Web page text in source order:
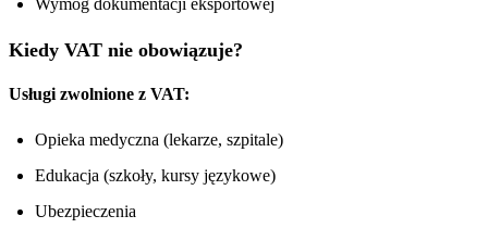
Wymóg dokumentacji eksportowej
Kiedy VAT nie obowiązuje?
Usługi zwolnione z VAT:
Opieka medyczna (lekarze, szpitale)
Edukacja (szkoły, kursy językowe)
Ubezpieczenia